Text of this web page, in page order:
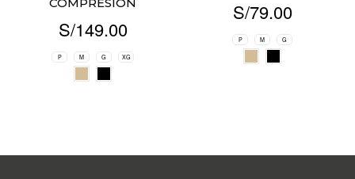
S/149.00
P M G XG
S/79.00
P M G